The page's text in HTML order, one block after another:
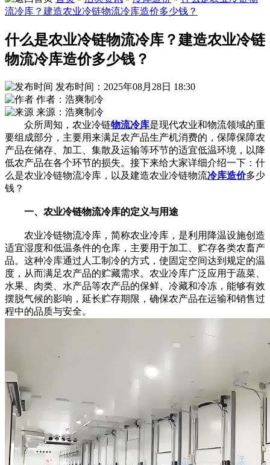
流冷库？建造农业冷链物流冷库造价多少钱？
什么是农业冷链物流冷库？建造农业冷链
物流冷库造价多少钱？
发布时间：2025年08月28日 18:30
作者：浩爽制冷
来源：浩爽制冷
众所周知，农业冷链物流冷库是现代农业和物流领域的重
要组成部分，主要用来满足农产品生产机消费的，保障保障农
产品在储存、加工、集散及运输等环节的适宜低温环境，以降
低农产品在各个环节的损失。接下来给大家详细介绍一下：什
么是农业冷链物流冷库，以及建造农业冷链物流冷库造价多少
钱？
一、农业冷链物流冷库的定义与用途
农业冷链物流冷库，简称农业冷库，是利用降温设施创造
适宜湿度和低温条件的仓库，主要用于加工、贮存各类农畜产
品。这种冷库通过人工制冷的方式，使固定空间达到规定的温
度，从而满足农产品的贮藏需求。农业冷库广泛应用于蔬菜、
水果、肉类、水产品等农产品的保鲜、冷藏和冷冻，能够有效
摆脱气候的影响，延长贮存期限，确保农产品在运输和销售过
程中的品质与安全。